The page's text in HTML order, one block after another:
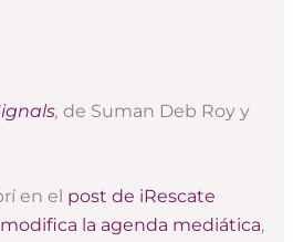
, de Suman Deb Roy y
en el post de iRescate
la agenda mediática,